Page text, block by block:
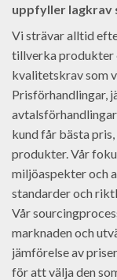
uppfyller lagkrav
Vi strävar alltid
tillverka produkter
kvalitetskrav som
Prisförhandlingar,
kund får bästa
produkter. Vår
miljöaspekter och
standarder och
Vårsourcing
marknadenochutv
jämförelseavpriser
förattväljaden